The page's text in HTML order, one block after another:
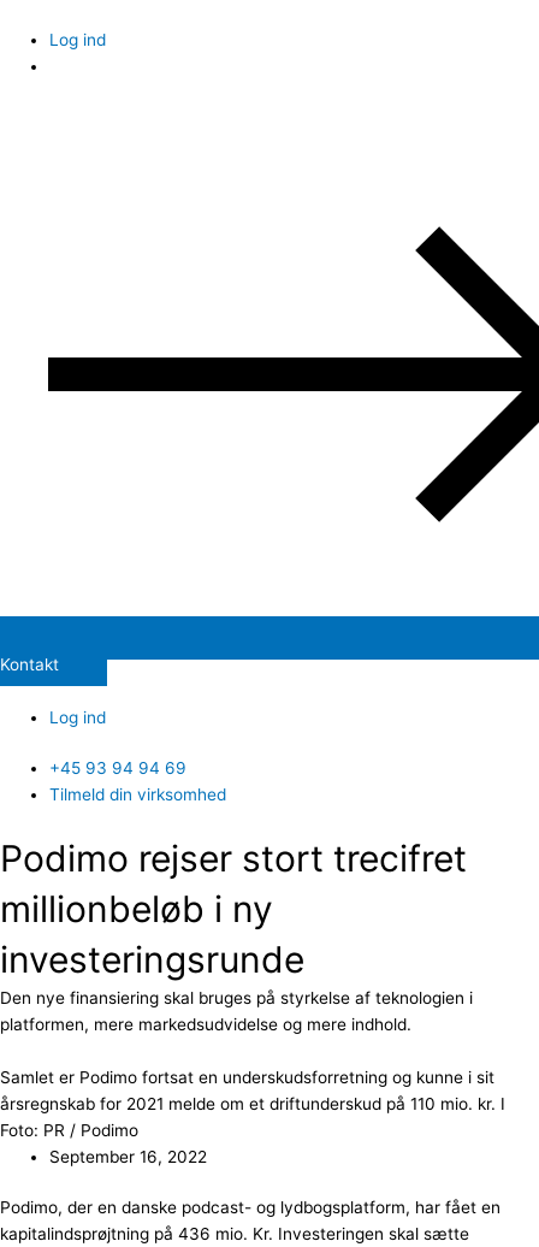
content
Log ind
Kontakt
Log ind
+45 93 94 94 69
Tilmeld din virksomhed
Podimo rejser stort trecifret
millionbeløb i ny
investeringsrunde
Den nye finansiering skal bruges på styrkelse af teknologien i
platformen, mere markedsudvidelse og mere indhold.
Samlet er Podimo fortsat en underskudsforretning og kunne i sit
årsregnskab for 2021 melde om et driftunderskud på 110 mio. kr. I
Foto: PR / Podimo
September 16, 2022
Podimo, der en danske podcast- og lydbogsplatform, har fået en
kapitalindsprøjtning på 436 mio. Kr. Investeringen skal sætte